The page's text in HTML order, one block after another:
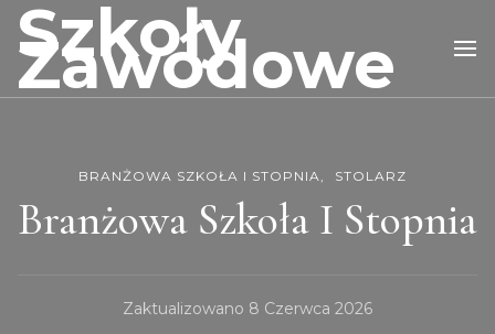
Szkoły
Zawodowe
BRANŻOWA SZKOŁA I STOPNIA STOLARZ
Branżowa Szkoła I Stopnia
Zaktualizowano 8 Czerwca 2026